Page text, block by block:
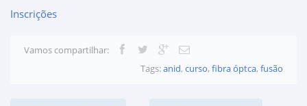
Inscrições
Vamos compartilhar:
Tags:anid, curso, fibra óptca, fusão